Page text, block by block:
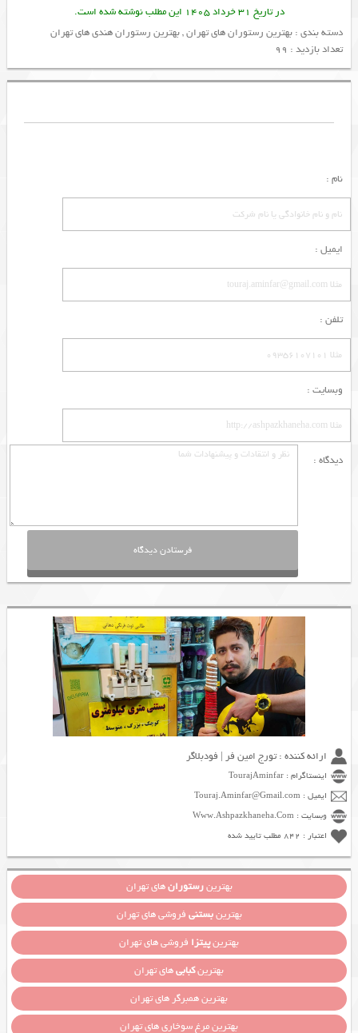
در تاریخ 31 خرداد 1405 این مطلب نوشته شده است.
دسته بندی : بهترین رستوران های تهران,بهترین رستوران هندی های تهران
تعداد بازدید : 99
نام :
ایمیل :
تلفن :
وبسایت :
دیدگاه :
ارائه کننده : تورج امین فر | فودبلاگر
اینستاگرام : TourajAminfar
ایمیل : Touraj.Aminfar@Gmail.com
وبسایت : Www.Ashpazkhaneha.Com
اعتبار : 842 مطلب تایید شده
بهترینرستورانهای تهران
بهترینبستنی فروشی های تهران
بهترینپیتزا فروشی های تهران
بهترینکبابیهای تهران
بهترین همبرگر های تهران
بهترین مرغ سوخاری های تهران